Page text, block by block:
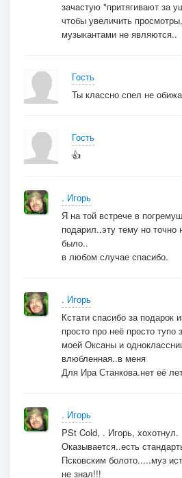
зачастую "притягивают за
чтобы увеличить
музыкантами не являются..
Гость
Ты классно спел не
Гость
👍
. Игорь
Я на той встрече в
подарил..эту тему но точно
было..
в любом случае спасибо.
. Игорь
Кстати спасибо за подарок
просто про неё просто
моей Оксаны и
влюбленная..в меня
Для Ира Станкова.нет её
. Игорь
PSt Cold, . Игорь, хохотнул.
Оказывается..есть
Псковским болото.....муз
не знал!!!